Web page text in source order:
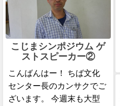
こじまシンポジウム ゲ
ストスピーカー②
こんばんはー！ ちば文化
センター長のカンサクでご
ざいます。 今週末も大型